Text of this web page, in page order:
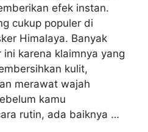
efek instan.
cukup populer di
Himalaya. Banyak
karena klaimnya yang
kulit,
merawat wajah
kamu
rutin, ada baiknya …